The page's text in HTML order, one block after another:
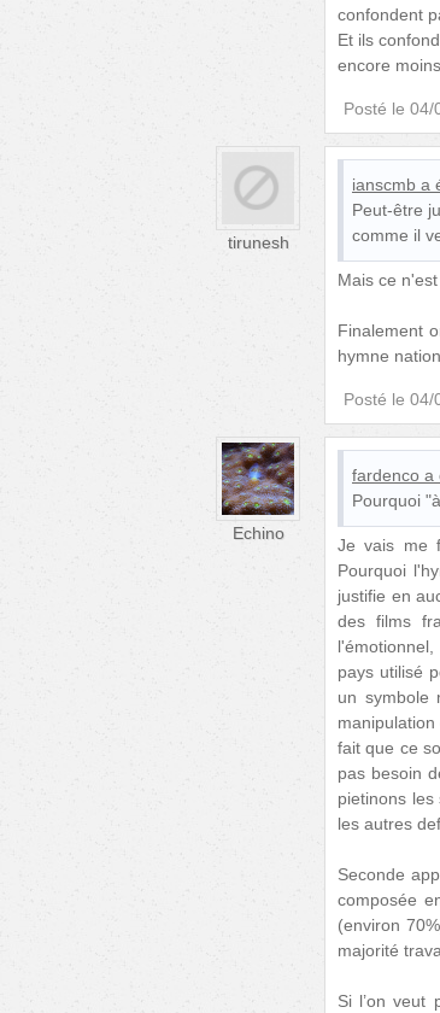
confondent
Et ils
encore
Posté le 04/
tirunesh
ianscmb a
Peut-être
comme il
Mais ce
Finalement
hymne
Posté le 04/
Echino
fardenco a
Pourquoi
Je vais me
Pourquoi
justifie en
des films
pays utilisé
un symbole
fait que ce
pas besoin
pietinons
les autres
Seconde
composée
(environ
majorité
Si l’on veut